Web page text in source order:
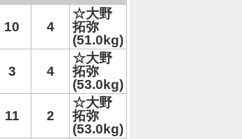
10 4
☆大野
拓弥
(51.0kg)
3 4
☆大野
拓弥
(53.0kg)
11 2
☆大野
拓弥
(53.0kg)